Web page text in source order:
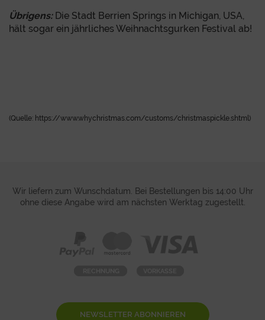
Übrigens: Die Stadt Berrien Springs in Michigan, USA,
hält sogar ein jährliches Weihnachtsgurken Festival ab!
(Quelle: https://www.whychristmas.com/customs/christmaspickle.shtml)
Wir liefern zum Wunschdatum. Bei Bestellungen bis 14:00 Uhr
ohne diese Angabe wird am nächsten Werktag zugestellt.
NEWSLETTER ABONNIEREN